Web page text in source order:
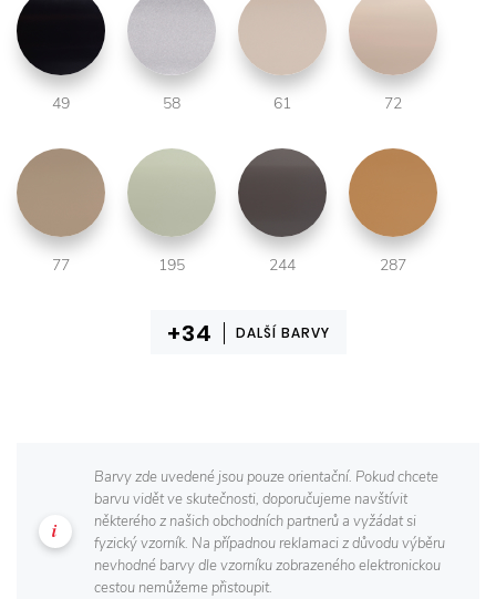
49 58 61 72
77 195 244 287
DALŠÍ BARVY
Barvy zde uvedené jsou pouze orientační. Pokud chcete
barvu vidět ve skutečnosti, doporučujeme navštívit
některého z našich obchodních partnerů a vyžádat si
fyzický vzorník. Na případnou reklamaci z důvodu výběru
nevhodné barvy dle vzorníku zobrazeného elektronickou
cestou nemůžeme přistoupit.